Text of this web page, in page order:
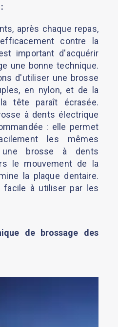
après chaque repas,
contre la
important d'acquérir
une bonne technique.
d'utiliser une brosse
en nylon, et de la
tête paraît écrasée.
à dents électrique
: elle permet
les mêmes
une brosse à dents
le mouvement de la
la plaque dentaire.
facile à utiliser par les
de brossage des